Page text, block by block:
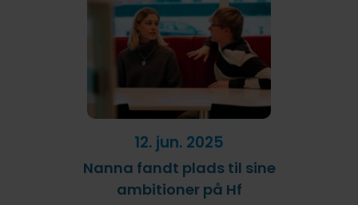
12. jun. 2025
Nanna fandt plads til sine
ambitioner på Hf